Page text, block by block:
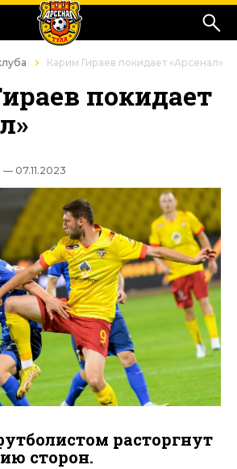
Карим Гираев покидает «Арсенал»
покидает
— 07.11.2023
расторгнут
сторон.